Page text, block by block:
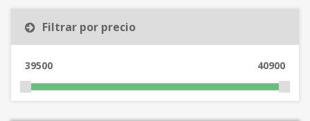
Filtrar por precio
39500 40900